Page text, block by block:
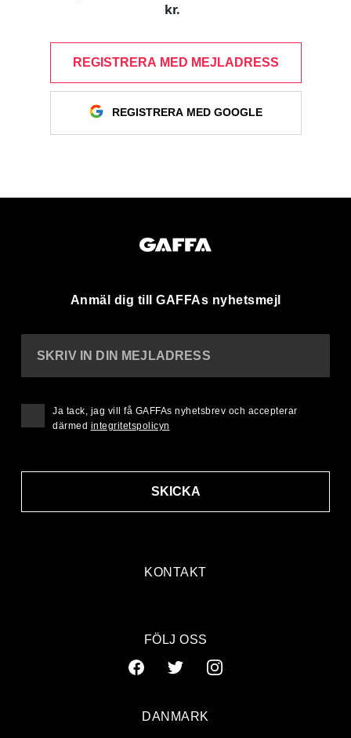
kr.
REGISTRERA MED MEJLADRESS
REGISTRERA MED GOOGLE
Anmäl dig till GAFFAs nyhetsmejl
KONTAKT
SKRIV IN DIN MEJLADRESS
SKICKA
Ja tack, jag vill få GAFFAs nyhetsbrev och accepterar
därmed integritetspolicyn
FÖLJ OSS
DANMARK